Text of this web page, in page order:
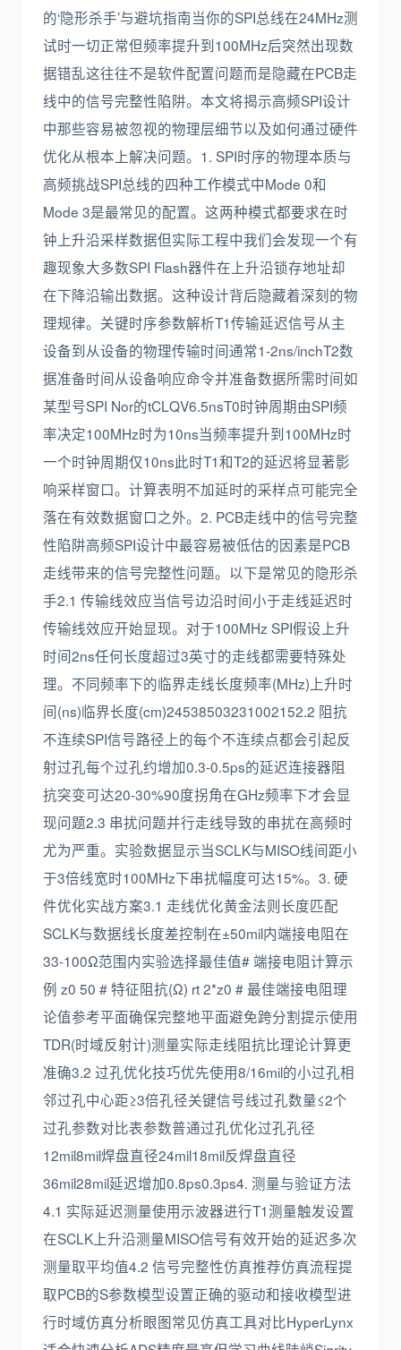
的‘隐形杀手’与避坑指南当你的SPI总线在24MHz测
试时一切正常但频率提升到100MHz后突然出现数
据错乱这往往不是软件配置问题而是隐藏在PCB走
线中的信号完整性陷阱。本文将揭示高频SPI设计
中那些容易被忽视的物理层细节以及如何通过硬件
优化从根本上解决问题。1. SPI时序的物理本质与
高频挑战SPI总线的四种工作模式中Mode 0和
Mode 3是最常见的配置。这两种模式都要求在时
钟上升沿采样数据但实际工程中我们会发现一个有
趣现象大多数SPI Flash器件在上升沿锁存地址却
在下降沿输出数据。这种设计背后隐藏着深刻的物
理规律。关键时序参数解析T1传输延迟信号从主
设备到从设备的物理传输时间通常1-2ns/inchT2数
据准备时间从设备响应命令并准备数据所需时间如
某型号SPI Nor的tCLQV6.5nsT0时钟周期由SPI频
率决定100MHz时为10ns当频率提升到100MHz时
一个时钟周期仅10ns此时T1和T2的延迟将显著影
响采样窗口。计算表明不加延时的采样点可能完全
落在有效数据窗口之外。2. PCB走线中的信号完整
性陷阱高频SPI设计中最容易被低估的因素是PCB
走线带来的信号完整性问题。以下是常见的隐形杀
手2.1 传输线效应当信号边沿时间小于走线延迟时
传输线效应开始显现。对于100MHz SPI假设上升
时间2ns任何长度超过3英寸的走线都需要特殊处
理。不同频率下的临界走线长度频率(MHz)上升时
间(ns)临界长度(cm)24538503231002152.2 阻抗
不连续SPI信号路径上的每个不连续点都会引起反
射过孔每个过孔约增加0.3-0.5ps的延迟连接器阻
抗突变可达20-30%90度拐角在GHz频率下才会显
现问题2.3 串扰问题并行走线导致的串扰在高频时
尤为严重。实验数据显示当SCLK与MISO线间距小
于3倍线宽时100MHz下串扰幅度可达15%。3. 硬
件优化实战方案3.1 走线优化黄金法则长度匹配
SCLK与数据线长度差控制在±50mil内端接电阻在
33-100Ω范围内实验选择最佳值# 端接电阻计算示
例 z0 50 # 特征阻抗(Ω) rt 2*z0 # 最佳端接电阻理
论值参考平面确保完整地平面避免跨分割提示使用
TDR(时域反射计)测量实际走线阻抗比理论计算更
准确3.2 过孔优化技巧优先使用8/16mil的小过孔相
邻过孔中心距≥3倍孔径关键信号线过孔数量≤2个
过孔参数对比表参数普通过孔优化过孔孔径
12mil8mil焊盘直径24mil18mil反焊盘直径
36mil28mil延迟增加0.8ps0.3ps4. 测量与验证方法
4.1 实际延迟测量使用示波器进行T1测量触发设置
在SCLK上升沿测量MISO信号有效开始的延迟多次
测量取平均值4.2 信号完整性仿真推荐仿真流程提
取PCB的S参数模型设置正确的驱动和接收模型进
行时域仿真分析眼图常见仿真工具对比HyperLynx